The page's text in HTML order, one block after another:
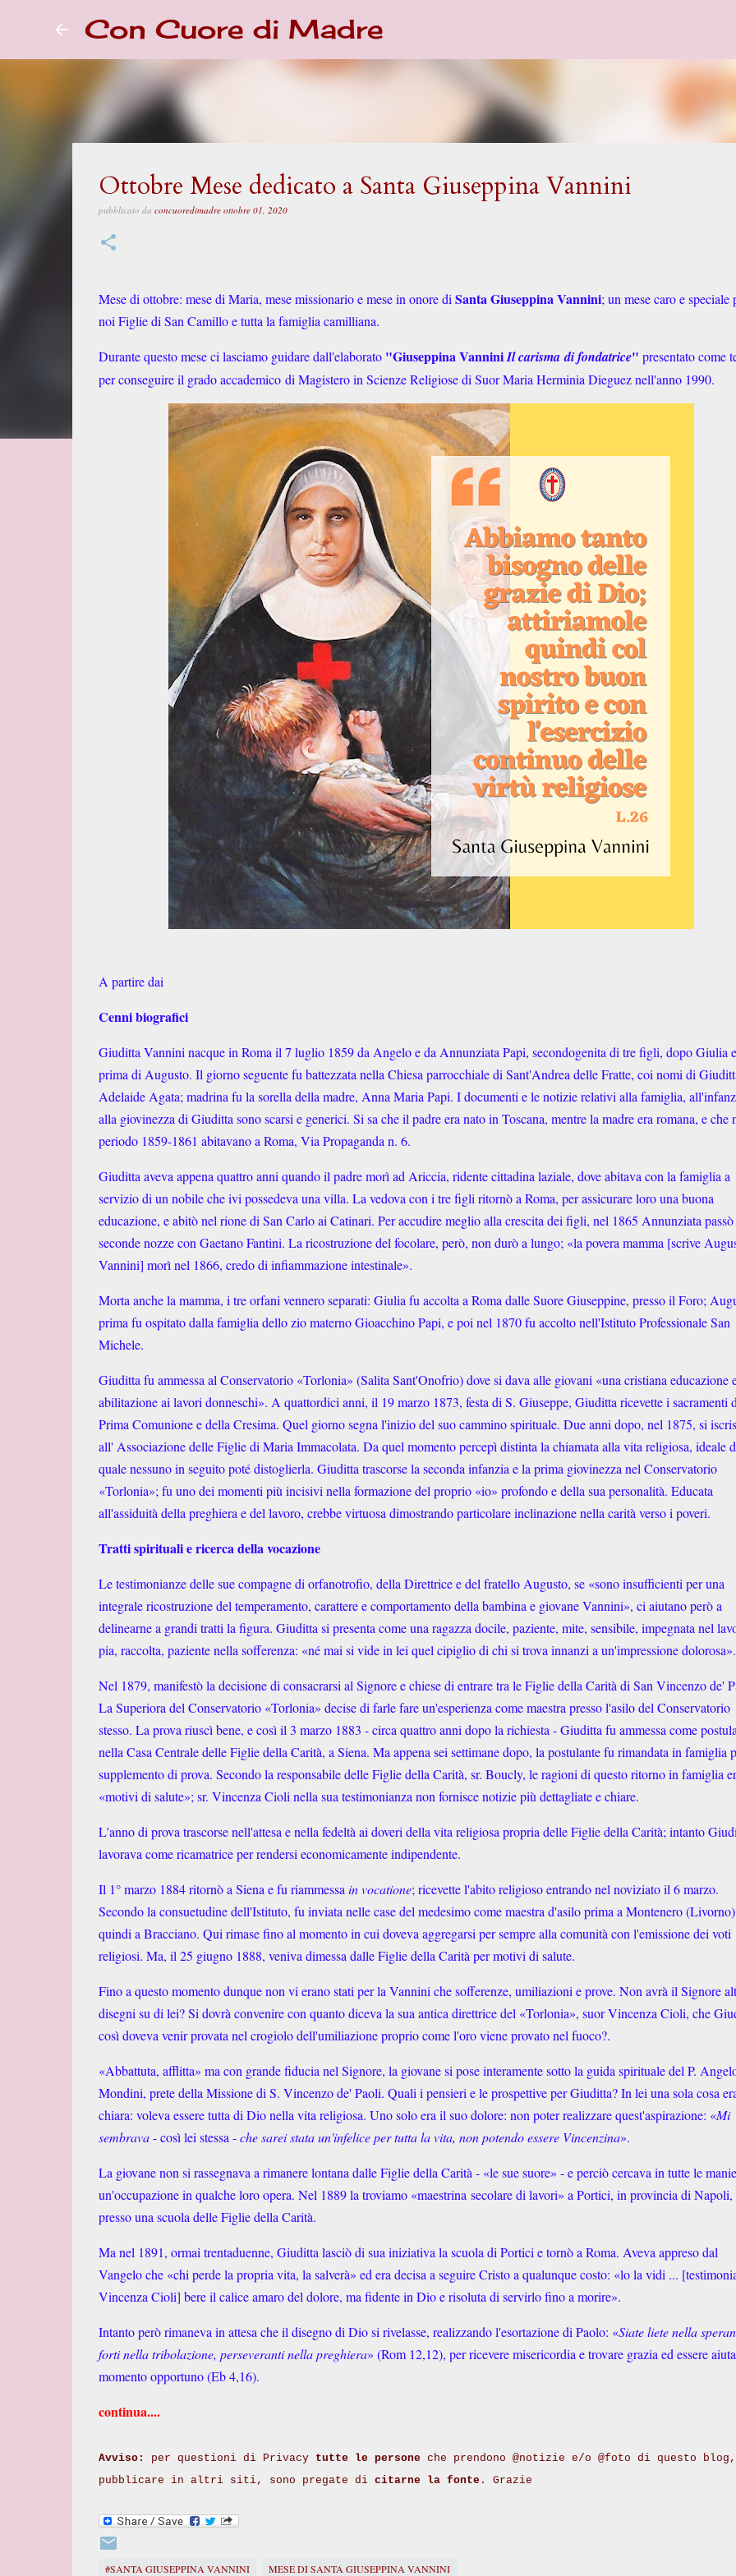
Con Cuore di Madre
Ottobre Mese dedicato a Santa Giuseppina Vannini
pubblicato da concuoredimadre ottobre 01, 2020
Mese di ottobre: mese di Maria, mese missionario e mese in onore di Santa Giuseppina Vannini; un mese caro e speciale
noi Figlie di San Camillo e tutta la famiglia camilliana.
Durante questo mese ci lasciamo guidare dall'elaborato "Giuseppina VanniniIl carisma di fondatrice" presentato come
per conseguire il grado accademico di Magistero in Scienze Religiose di Suor Maria Herminia Dieguez nell'anno 1990.
A partire dai
Cenni biografici
Giuditta Vannini nacque in Roma il 7 luglio 1859 da Angelo e da Annunziata Papi, secondogenita di tre figli, dopo Giulia e
prima di Augusto. Il giorno seguente fu battezzata nella Chiesa parrocchiale di Sant'Andrea delle Fratte, coi nomi di
Adelaide Agata; madrina fu la sorella della madre, Anna Maria Papi. I documenti e le notizie relativi alla famiglia,
alla giovinezza di Giuditta sono scarsi e generici. Si sa che il padre era nato in Toscana, mentre la madre era romana, e che
periodo 1859-1861 abitavano a Roma, Via Propaganda n. 6.
Giuditta aveva appena quattro anni quando il padre morì ad Ariccia, ridente cittadina laziale, dove abitava con la famiglia a
servizio di un nobile che ivi possedeva una villa. La vedova con i tre figli ritornò a Roma, per assicurare loro una buona
educazione, e abitò nel rione di San Carlo ai Catinari. Per accudire meglio alla crescita dei figli, nel 1865 Annunziata passò
seconde nozze con Gaetano Fantini. La ricostruzione del focolare, però, non durò a lungo; «la povera mamma [scrive
Vannini] morì nel 1866, credo di infiammazione intestinale».
Morta anche la mamma, i tre orfani vennero separati: Giulia fu accolta a Roma dalle Suore Giuseppine, presso il Foro;
prima fu ospitato dalla famiglia dello zio materno Gioacchino Papi, e poi nel 1870 fu accolto nell'Istituto Professionale San
Michele.
Giuditta fu ammessa al Conservatorio «Torlonia» (Salita Sant'Onofrio) dove si dava alle giovani «una cristiana educazione
abilitazione ai lavori donneschi». A quattordici anni, il 19 marzo 1873, festa di S. Giuseppe, Giuditta ricevette i sacramenti
Prima Comunione e della Cresima. Quel giorno segna l'inizio del suo cammino spirituale. Due anni dopo, nel 1875, si
all' Associazione delle Figlie di Maria Immacolata. Da quel momento percepì distinta la chiamata alla vita religiosa, ideale
quale nessuno in seguito poté distoglierla. Giuditta trascorse la seconda infanzia e la prima giovinezza nel Conservatorio
«Torlonia»; fu uno dei momenti più incisivi nella formazione del proprio «io» profondo e della sua personalità. Educata
all'assiduità della preghiera e del lavoro, crebbe virtuosa dimostrando particolare inclinazione nella carità verso i poveri.
Tratti spirituali e ricerca della vocazione
Le testimonianze delle sue compagne di orfanotrofio, della Direttrice e del fratello Augusto, se «sono insufficienti per una
integrale ricostruzione del temperamento, carattere e comportamento della bambina e giovane Vannini», ci aiutano però a
delinearne a grandi tratti la figura. Giuditta si presenta come una ragazza docile, paziente, mite, sensibile, impegnata nel
pia, raccolta, paziente nella sofferenza: «né mai si vide in lei quel cipiglio di chi si trova innanzi a un'impressione dolorosa».
Nel 1879, manifestò la decisione di consacrarsi al Signore e chiese di entrare tra le Figlie della Carità di San Vincenzo de'
La Superiora del Conservatorio «Torlonia» decise di farle fare un'esperienza come maestra presso l'asilo del Conservatorio
stesso. La prova riuscì bene, e così il 3 marzo 1883 - circa quattro anni dopo la richiesta - Giuditta fu ammessa come
nella Casa Centrale delle Figlie della Carità, a Siena. Ma appena sei settimane dopo, la postulante fu rimandata in famiglia
supplemento di prova. Secondo la responsabile delle Figlie della Carità, sr. Boucly, le ragioni di questo ritorno in famiglia
«motivi di salute»; sr. Vincenza Cioli nella sua testimonianza non fornisce notizie più dettagliate e chiare.
L'anno di prova trascorse nell'attesa e nella fedeltà ai doveri della vita religiosa propria delle Figlie della Carità; intanto
lavorava come ricamatrice per rendersi economicamente indipendente.
Il 1° marzo 1884 ritornò a Siena e fu riammessa in vocatione; ricevette l'abito religioso entrando nel noviziato il 6 marzo.
Secondo la consuetudine dell'Istituto, fu inviata nelle case del medesimo come maestra d'asilo prima a Montenero
quindi a Bracciano. Qui rimase fino al momento in cui doveva aggregarsi per sempre alla comunità con l'emissione dei voti
religiosi. Ma, il 25 giugno 1888, veniva dimessa dalle Figlie della Carità per motivi di salute.
Fino a questo momento dunque non vi erano stati per la Vannini che sofferenze, umiliazioni e prove. Non avrà il Signore
disegni su di lei? Si dovrà convenire con quanto diceva la sua antica direttrice del «Torlonia», suor Vincenza Cioli, che
così doveva venir provata nel crogiolo dell'umiliazione proprio come l'oro viene provato nel fuoco?.
«Abbattuta, afflitta» ma con grande fiducia nel Signore, la giovane si pose interamente sotto la guida spirituale del P.
Mondini, prete della Missione di S. Vincenzo de' Paoli. Quali i pensieri e le prospettive per Giuditta? In lei una sola cosa
chiara: voleva essere tutta di Dio nella vita religiosa. Uno solo era il suo dolore: non poter realizzare quest'aspirazione: «Mi
sembrava- così lei stessa -che sarei stata un'infelice per tutta la vita, non potendo essere Vincenzina».
La giovane non si rassegnava a rimanere lontana dalle Figlie della Carità - «le sue suore» - e perciò cercava in tutte le
un'occupazione in qualche loro opera. Nel 1889 la troviamo «maestrina secolare di lavori» a Portici, in provincia di Napoli,
presso una scuola delle Figlie della Carità.
Ma nel 1891, ormai trentaduenne, Giuditta lasciò di sua iniziativa la scuola di Portici e tornò a Roma. Aveva appreso dal
Vangelo che «chi perde la propria vita, la salverà» ed era decisa a seguire Cristo a qualunque costo: «lo la vidi ...
Vincenza Cioli] bere il calice amaro del dolore, ma fidente in Dio e risoluta di servirlo fino a morire».
Intanto però rimaneva in attesa che il disegno di Dio si rivelasse, realizzando l'esortazione di Paolo: «Siate liete nella
forti nella tribolazione, perseveranti nella preghiera» (Rom 12,12), per ricevere misericordia e trovare grazia ed essere
momento opportuno (Eb 4,16).
continua....
Avviso: per questioni di Privacy tutte le personeche prendono @notizie e/o @foto di questo
pubblicare in altri siti, sono pregate di citarne la fonte. Grazie
#SANTA GIUSEPPINA VANNINI MESE DI SANTA GIUSEPPINA VANNINI